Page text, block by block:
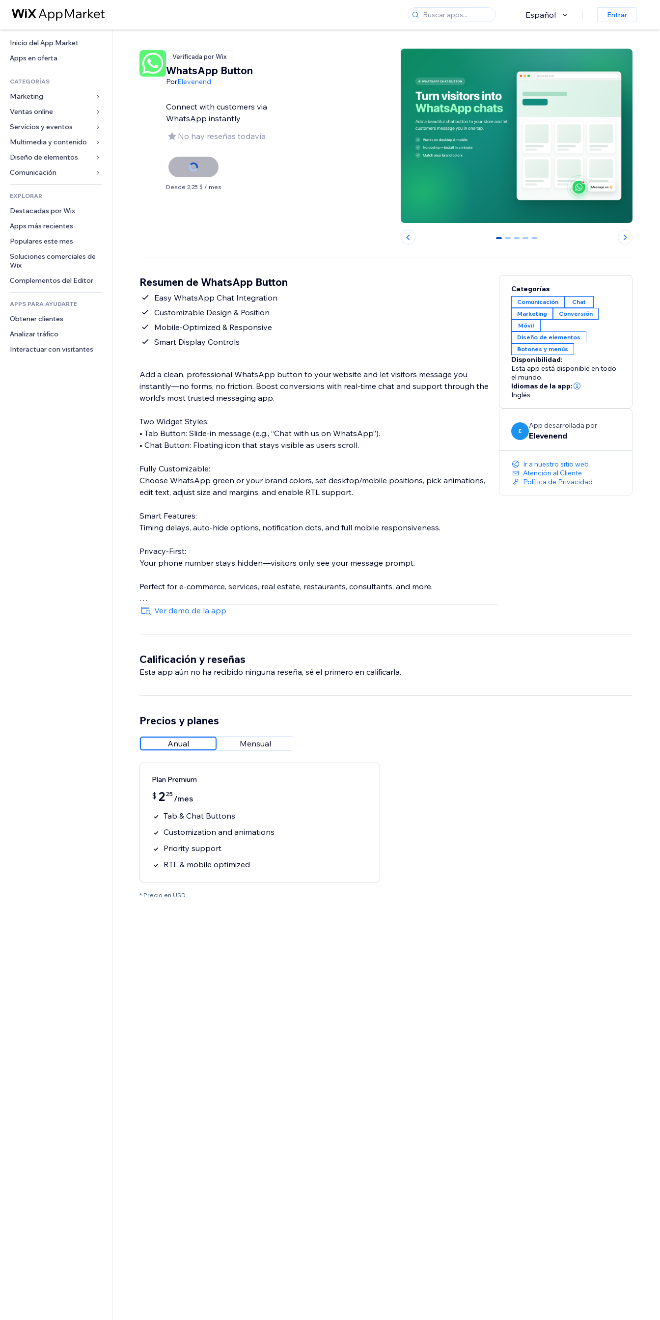
Español Entrar
Inicio del App Market
Apps en oferta
CATEGORÍAS
Marketing
Anuncios
Móvil
Analíticas
Anuncios del sitio
Email
Ventas online
Apps para tiendas
Envíos y entregas
Botones de venta
Contabilidad
Cupones y fidelización
Almacenamiento de mercancía
Crowdfunding
Alimentos y bebidas
Servicios y eventos
Hoteles
Eventos
Restaurantes
Inmobiliarias
Reservas
Multimedia y contenido
Galerías
Música
Pódcast
Fotografía
Video
PDF
Compartir archivos
Noticias
Servicios de contenido
Efectos de texto
Diseño de elementos
Mapas y navegación
Privacidad y seguridad
Reloj
Plantillas para páginas
Efectos de imágenes
Botones y menús
Banners e insignias
Calculadoras
Buscar
Formularios
Encuestas
Chat
Comentarios
Teléfono
Comunidad
Reseñas y testimonios
EXPLORAR
Destacadas por Wix
Apps más recientes
Populares este mes
Soluciones comerciales de
Wix
Complementos del Editor
APPS PARA AYUDARTE
Obtener clientes
Analizar tráfico
Interactuar con visitantes
Verificada por Wix
WhatsApp Button
PorElevenend
Connect with customers via
WhatsApp instantly
No hay reseñas todavía
Desde 2,25 $ / mes
0 1 2 3 4
Resumen de WhatsApp Button
Easy WhatsApp Chat Integration
Customizable Design & Position
Mobile-Optimized & Responsive
Smart Display Controls
Add a clean, professional WhatsApp button to your website and let visitors message you
instantly—no forms, no friction. Boost conversions with real-time chat and support through the
world’s most trusted messaging app.
Two Widget Styles:
• Tab Button: Slide-in message (e.g., “Chat with us on WhatsApp”).
• Chat Button: Floating icon that stays visible as users scroll.
Fully Customizable:
Choose WhatsApp green or your brand colors, set desktop/mobile positions, pick animations,
edit text, adjust size and margins, and enable RTL support.
Smart Features:
Timing delays, auto-hide options, notification dots, and full mobile responsiveness.
Privacy-First:
Your phone number stays hidden—visitors only see your message prompt.
Perfect for e-commerce, services, real estate, restaurants, consultants, and more.
Setup in 60 seconds:
Enter your WhatsApp number
Customize the design
Ver demo de la app
Categorías
Comunicación
Chat
Marketing
Conversión
Móvil
Diseño de elementos
Botones y menús
Disponibilidad:
Esta app está disponible en todo
el mundo.
Idiomas de la app:
Inglés
E
App desarrollada por
Elevenend
Ir a nuestro sitio web
Atención al Cliente
Política de Privacidad
Calificación y reseñas
Esta app aún no ha recibido ninguna reseña, sé el primero en calificarla.
Precios y planes
Anual Mensual
Plan Premium
$ 225 /mes
Tab & Chat Buttons
Customization and animations
Priority support
RTL & mobile optimized
* Precio en USD.